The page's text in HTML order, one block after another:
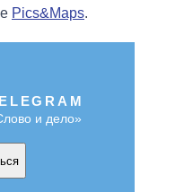
Pics&Maps.
и дело»